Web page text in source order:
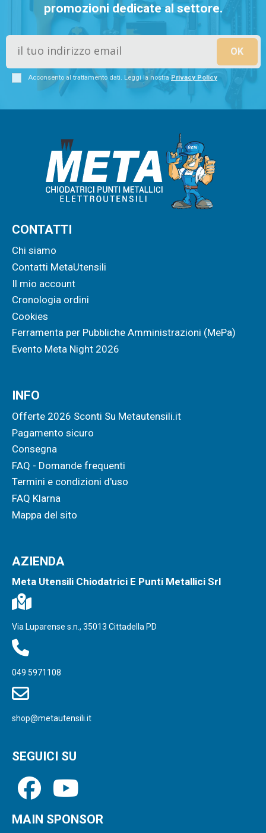
promozioni dedicate al settore.
Acconsento al trattamento dati. Leggi la nostraPrivacy Policy
CONTATTI
Chi siamo
Contatti MetaUtensili
Il mio account
Cronologia ordini
Cookies
Ferramenta per Pubbliche Amministrazioni (MePa)
Evento Meta Night 2026
INFO
Offerte 2026 Sconti Su Metautensili.it
Pagamento sicuro
Consegna
FAQ - Domande frequenti
Termini e condizioni d'uso
FAQ Klarna
Mappa del sito
AZIENDA
Meta Utensili Chiodatrici E Punti Metallici Srl
Via Luparense s.n., 35013 Cittadella PD
049 5971108
shop@metautensili.it
SEGUICI SU
MAIN SPONSOR